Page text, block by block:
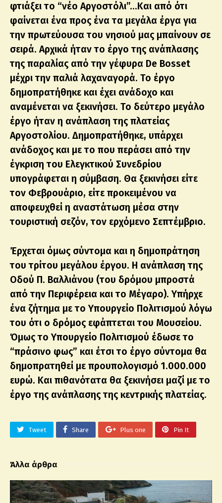
φτιάξει το “νέο Αργοστόλι”…Και από ότι
φαίνεται ένα προς ένα τα μεγάλα έργα για
την πρωτεύουσα του νησιού μας μπαίνουν σε
σειρά. Αρχικά ήταν το έργο της ανάπλασης
της παραλίας από την γέφυρα De Bosset
μέχρι την παλιά λαχαναγορά. Το έργο
δημοπρατήθηκε και έχει ανάδοχο και
αναμένεται να ξεκινήσει. Το δεύτερο μεγάλο
έργο ήταν η ανάπλαση της πλατείας
Αργοστολίου. Δημοπρατήθηκε, υπάρχει
ανάδοχος και με το που περάσει από την
έγκριση του Ελεγκτικού Συνεδρίου
υπογράφεται η σύμβαση. Θα ξεκινήσει είτε
τον Φεβρουάριο, είτε προκειμένου να
αποφευχθεί η αναστάτωση μέσα στην
τουριστική σεζόν, τον ερχόμενο Σεπτέμβριο.
Έρχεται όμως σύντομα και η δημοπράτηση
του τρίτου μεγάλου έργου. Η ανάπλαση της
Οδού Π. Βαλλιάνου (του δρόμου μπροστά
από την Περιφέρεια και το Μέγαρο). Υπήρχε
ένα ζήτημα με το Υπουργείο Πολιτισμού λόγω
του ότι ο δρόμος εφάπτεται του Μουσείου.
Όμως το Υπουργείο Πολιτισμού έδωσε το
“πράσινο φως” και έτσι το έργο σύντομα θα
δημοπρατηθεί με προυπολογισμό 1.000.000
ευρώ. Και πιθανότατα θα ξεκινήσει μαζί με το
έργο της ανάπλασης της κεντρικής πλατείας.
Tweet Share Plus one Pin It
Άλλα άρθρα